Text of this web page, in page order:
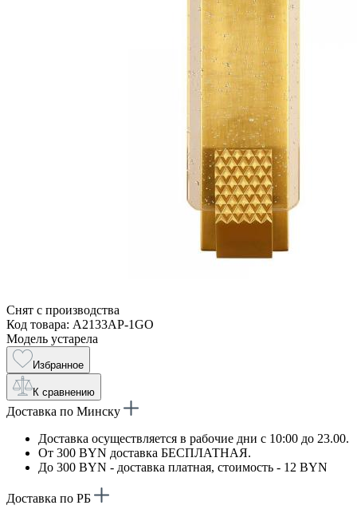
Снят с производства
Код товара: A2133AP-1GO
Модель устарела
Избранное
К сравнению
Доставка по Минску
Доставка осуществляется в рабочие дни с 10:00 до 23.00.
От 300 BYN доставка БЕСПЛАТНАЯ.
До 300 BYN - доставка платная, стоимость - 12 BYN
Доставка по РБ